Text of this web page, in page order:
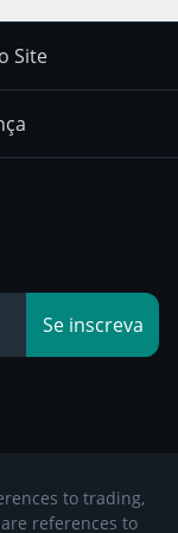
Site
Se inscreva
to trading,
references to